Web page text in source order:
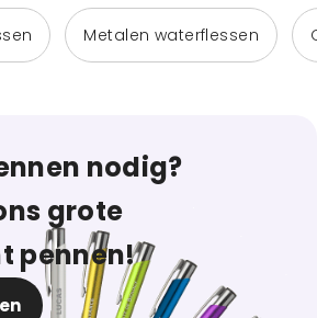
Metalen waterflessen
nodig?
grote
pennen!